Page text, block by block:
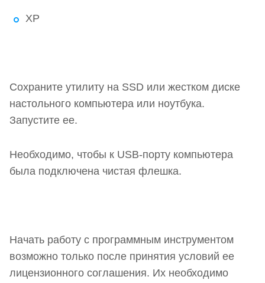
XP
Сохраните утилиту на SSD или жестком диске
настольного компьютера или ноутбука.
Запустите ее.
Необходимо, чтобы к USB-порту компьютера
была подключена чистая флешка.
Начать работу с программным инструментом
возможно только после принятия условий ее
лицензионного соглашения. Их необходимо